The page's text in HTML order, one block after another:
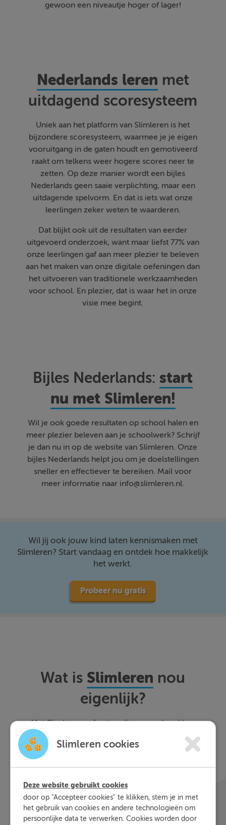
gewoon een niveautje hoger of lager!
Nederlands leren met
uitdagend scoresysteem
Uniek aan het platform van Slimleren is het
bijzondere scoresysteem, waarmee je je eigen
vooruitgang in de gaten houdt en gemotiveerd
raakt om telkens weer hogere scores neer te
zetten. Op deze manier wordt een bijles
Nederlands geen saaie verplichting, maar een
uitdagende spelvorm. En dat is iets wat onze
leerlingen zeker weten te waarderen.
Dat blijkt ook uit de resultaten van eerder
uitgevoerd onderzoek, want maar liefst 77% van
onze leerlingen gaf aan meer plezier te beleven
aan het maken van onze digitale oefeningen dan
het uitvoeren van traditionele werkzaamheden
voor school. En plezier, dat is waar het in onze
visie mee begint.
Bijles Nederlands: start
nu met Slimleren!
Wil je ook goede resultaten op school halen en
meer plezier beleven aan je schoolwerk? Schrijf
je dan nu in op de website van Slimleren. Onze
bijles Nederlands helpt jou om je doelstellingen
sneller en effectiever te bereiken. Mail voor
meer informatie naar info@slimleren.nl.
Wil jij ook jouw kind laten kennismaken met
Slimleren? Start vandaag en ontdek hoe makkelijk
het werkt.
Probeer nu gratis
Wat is Slimleren nou
eigenlijk?
Met Slimleren oefen je online voor de vakken
waar je nog wat moeite mee hebt, waar en
wanneer je maar wilt. Theorie-uitleg, video-
colleges, vuistregels en meer helpen jou om de
ieder fout gegeven antwoord direct een heldere
uitleg hoe je de vraag het beste kunt oplossen.
Zo leer je sneller en effectiever; dat is pas
Slimleren!
Slimleren cookies
Deze website gebruikt cookies
door op "Accepteer cookies" te klikken, stem je in met
het gebruik van cookies en andere technologieën om
persoonlijke data te verwerken. Cookies worden door